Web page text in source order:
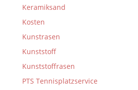
Keramiksand
Kosten
Kunstrasen
Kunststoff
Kunststoffrasen
PTS Tennisplatzservice